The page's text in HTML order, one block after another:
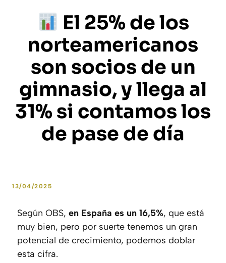
El 25% de los
norteamericanos
son socios de un
gimnasio, y llega al
31% si contamos los
de pase de día
13/04/2025
Según OBS, en España es un 16,5%, que está
muy bien, pero por suerte tenemos un gran
potencial de crecimiento, podemos doblar
esta cifra.